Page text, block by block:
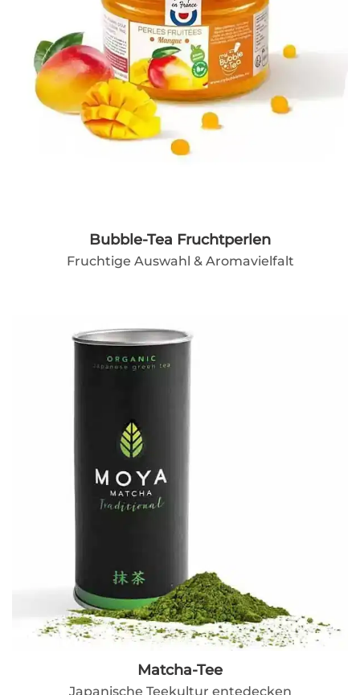
Bubble-Tea Fruchtperlen
Fruchtige Auswahl & Aromavielfalt
Matcha-Tee
Japanische Teekultur entedecken